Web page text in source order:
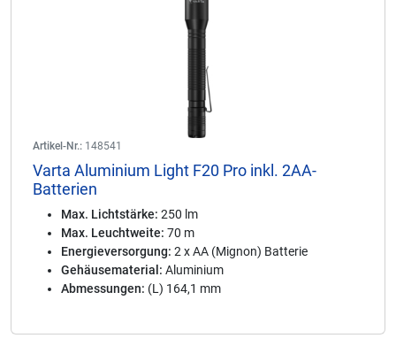
Artikel-Nr.: 148541
Varta Aluminium Light F20 Pro inkl. 2AA-
Batterien
Max. Lichtstärke: 250 lm
Max. Leuchtweite: 70 m
Energieversorgung: 2 x AA (Mignon) Batterie
Gehäusematerial: Aluminium
Abmessungen: (L) 164,1 mm